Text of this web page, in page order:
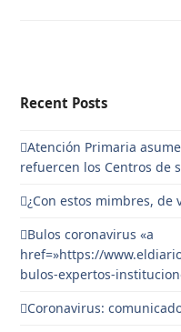
Recent Posts
Atención Primaria
refuercen los Centros de
¿Con estos mimbres, de
Bulos coronavirus «a
href=»https://
bulos-expertos-
Coronavirus: